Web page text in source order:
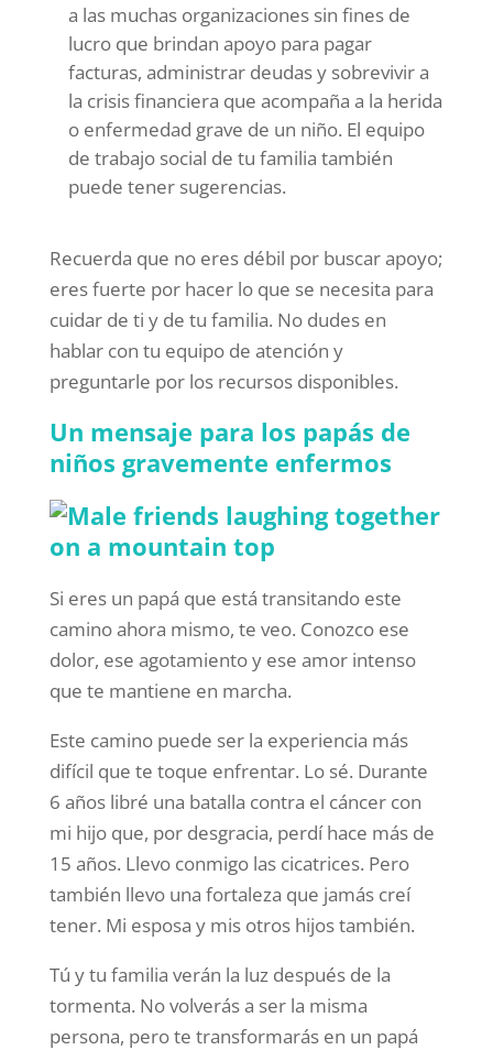
a las muchas organizaciones sin fines de
lucro que brindan apoyo para pagar
facturas, administrar deudas y sobrevivir a
la crisis financiera que acompaña a la herida
o enfermedad grave de un niño. El equipo
de trabajo social de tu familia también
puede tener sugerencias.
Recuerda que no eres débil por buscar apoyo;
eres fuerte por hacer lo que se necesita para
cuidar de ti y de tu familia. No dudes en
hablar con tu equipo de atención y
preguntarle por los recursos disponibles.
Un mensaje para los papás de
niños gravemente enfermos
Si eres un papá que está transitando este
camino ahora mismo, te veo. Conozco ese
dolor, ese agotamiento y ese amor intenso
que te mantiene en marcha.
Este camino puede ser la experiencia más
difícil que te toque enfrentar. Lo sé. Durante
6 años libré una batalla contra el cáncer con
mi hijo que, por desgracia, perdí hace más de
15 años. Llevo conmigo las cicatrices. Pero
también llevo una fortaleza que jamás creí
tener. Mi esposa y mis otros hijos también.
Tú y tu familia verán la luz después de la
tormenta. No volverás a ser la misma
persona, pero te transformarás en un papá